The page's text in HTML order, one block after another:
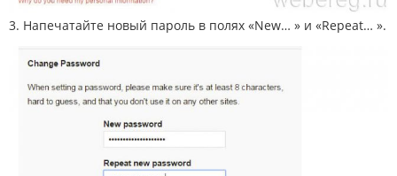
3. Напечатайте новый пароль в полях «New… » и «Repeat… ».